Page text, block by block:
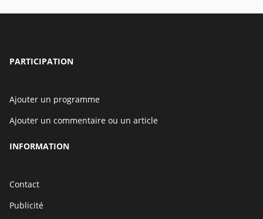
PARTICIPATION
Ajouter un programme
Ajouter un commentaire ou un article
INFORMATION
Contact
Publicité